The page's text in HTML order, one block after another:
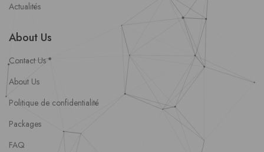
Actualités
About Us
Contact Us
About Us
Politique de confidentialité
Packages
FAQ